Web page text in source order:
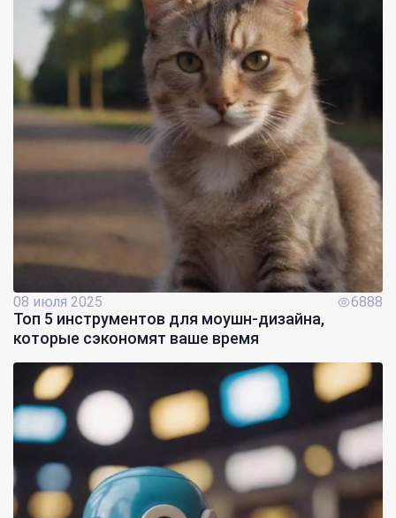
08 июля 2025 6888
Топ 5 инструментов для моушн-дизайна,
которые сэкономят ваше время